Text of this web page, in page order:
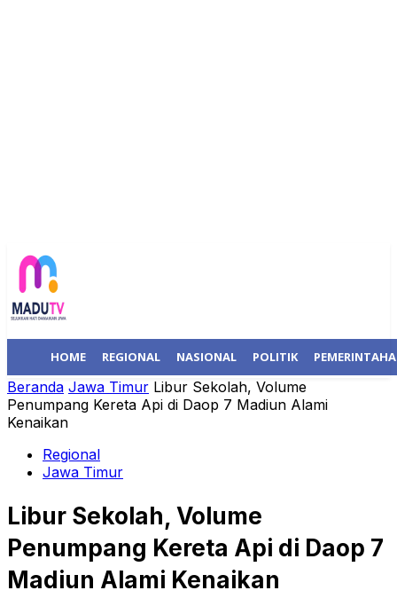
HOME REGIONAL NASIONAL POLITIK
Beranda Jawa Timur Libur Sekolah, Volume
Penumpang Kereta Api di Daop 7 Madiun Alami
Kenaikan
Regional
Jawa Timur
Libur Sekolah, Volume
Penumpang Kereta Api di Daop 7
Madiun Alami Kenaikan